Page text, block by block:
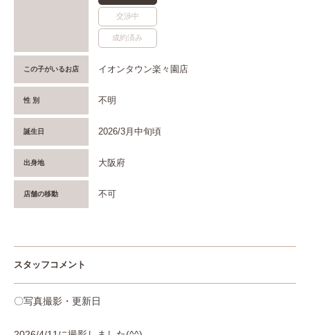
交渉中
成約済み
この子がいるお店 イオンタウン楽々園店
性 別 不明
誕生日 2026/3月中旬頃
出身地 大阪府
店舗の移動 不可
スタッフコメント
〇写真撮影・更新日